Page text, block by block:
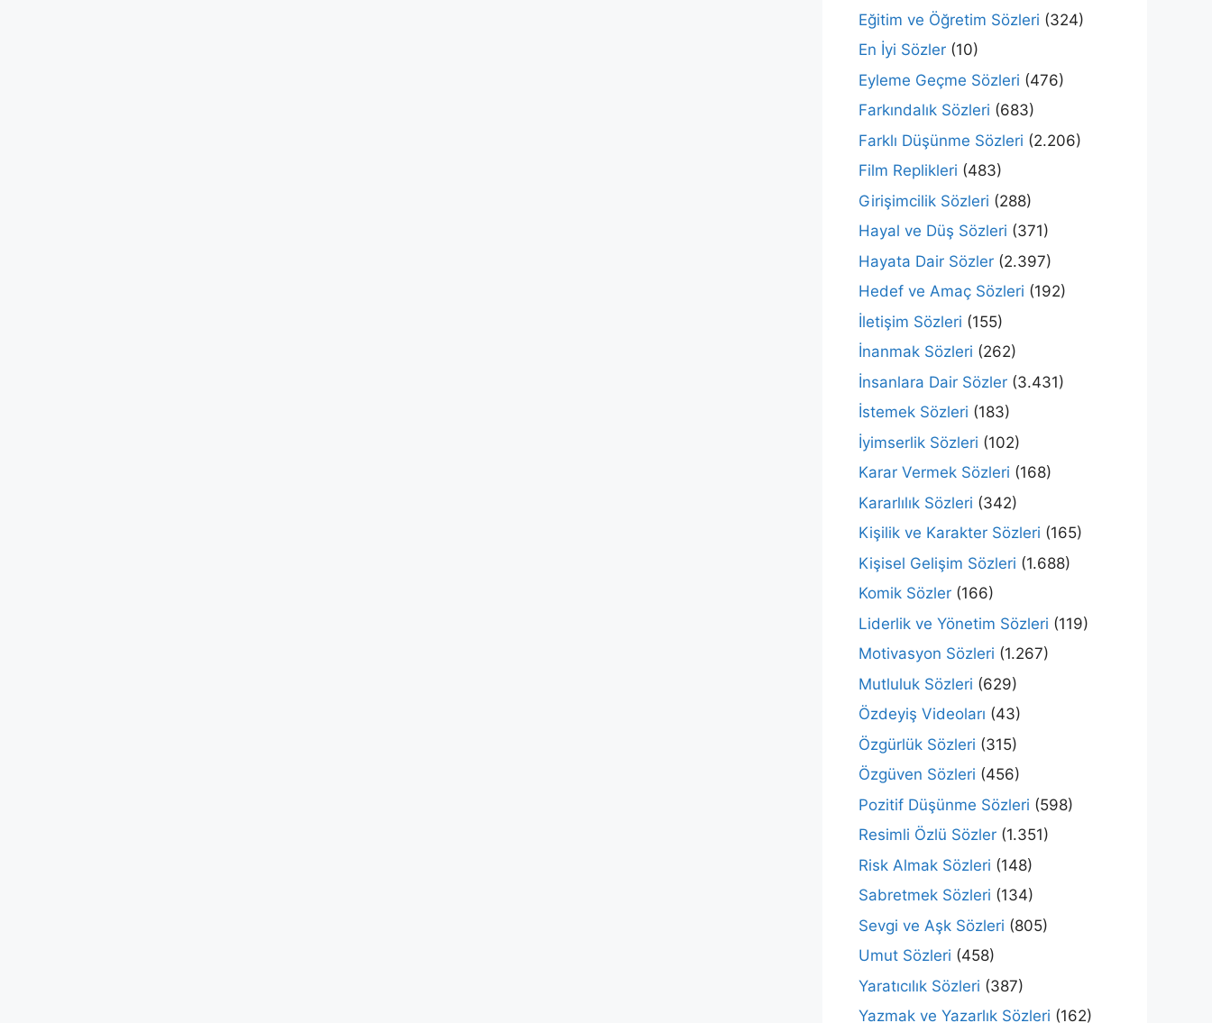
Eğitim ve Öğretim Sözleri (324)
En İyi Sözler (10)
Eyleme Geçme Sözleri (476)
Farkındalık Sözleri (683)
Farklı Düşünme Sözleri (2.206)
Film Replikleri (483)
Girişimcilik Sözleri (288)
Hayal ve Düş Sözleri (371)
Hayata Dair Sözler (2.397)
Hedef ve Amaç Sözleri (192)
İletişim Sözleri (155)
İnanmak Sözleri (262)
İnsanlara Dair Sözler (3.431)
İstemek Sözleri (183)
İyimserlik Sözleri (102)
Karar Vermek Sözleri (168)
Kararlılık Sözleri (342)
Kişilik ve Karakter Sözleri (165)
Kişisel Gelişim Sözleri (1.688)
Komik Sözler (166)
Liderlik ve Yönetim Sözleri (119)
Motivasyon Sözleri (1.267)
Mutluluk Sözleri (629)
Özdeyiş Videoları (43)
Özgürlük Sözleri (315)
Özgüven Sözleri (456)
Pozitif Düşünme Sözleri (598)
Resimli Özlü Sözler (1.351)
Risk Almak Sözleri (148)
Sabretmek Sözleri (134)
Sevgi ve Aşk Sözleri (805)
Umut Sözleri (458)
Yaratıcılık Sözleri (387)
Yazmak ve Yazarlık Sözleri (162)